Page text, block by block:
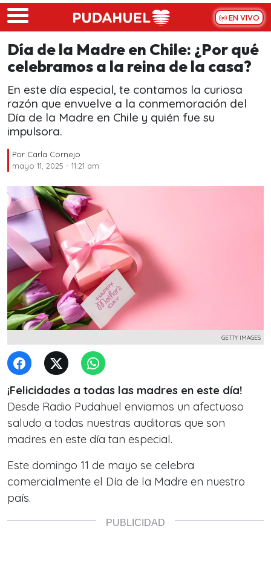
Skip to main content
EN VIVO
Día de la Madre en Chile: ¿Por qué
celebramos a la reina de la casa?
En este día especial, te contamos la curiosa
razón que envuelve a la conmemoración del
Día de la Madre en Chile y quién fue su
impulsora.
Por Carla Cornejo
mayo 11, 2025 - 11:21 am
GETTY IMAGES
¡Felicidades a todas las madres en este día!
Desde Radio Pudahuel enviamos un afectuoso
saludo a todas nuestras auditoras que son
madres en este día tan especial.
Este domingo 11 de mayo se celebra
comercialmente el Día de la Madre en nuestro
país.